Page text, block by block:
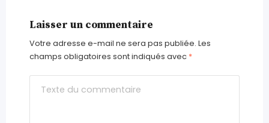
Laisser un commentaire
Votre adresse e-mail ne sera pas publiée. Les
champs obligatoires sont indiqués avec *